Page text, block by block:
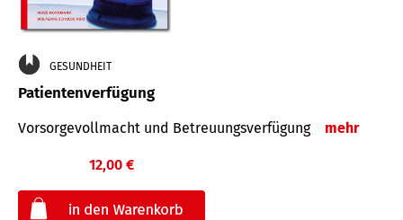
GESUNDHEIT
Patientenverfügung
Vorsorgevollmacht und Betreuungsverfügung mehr
12,00 €